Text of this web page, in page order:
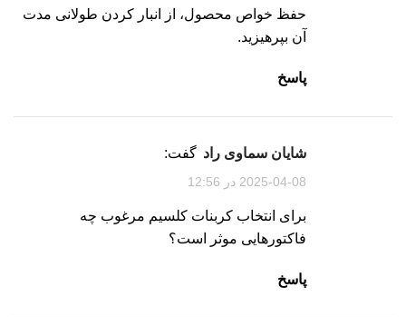
حفظ خواص محصول، از انبار کردن طولانی مدت
آن بپرهیزید.
پاسخ
شایان سماوی راد گفت:
2025-04-08 در 12:56
برای انتخاب کربنات کلسیم مرغوب چه
فاکتورهایی موثر است؟
پاسخ